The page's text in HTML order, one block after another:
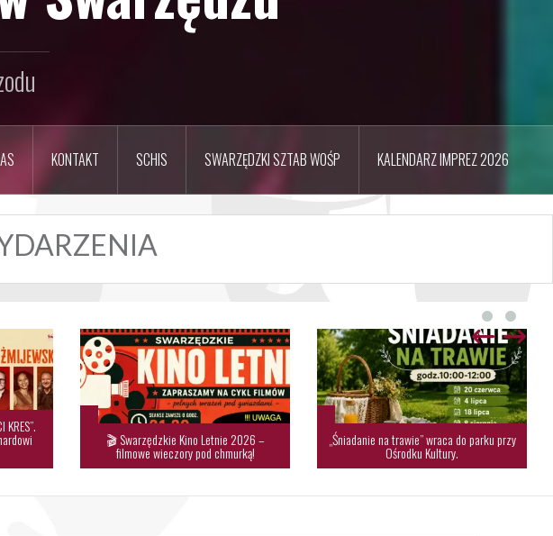
KONTAKT SCHIS SWARZĘDZKI SZTAB WOŚP KALENDARZ IMPREZ 2026
KRES”.
🎬 Swarzędzkie Kino Letnie 2026 –
filmowe wieczory pod chmurką!
„Śniadanie na trawie” wraca do parku przy
Ośrodku Kultury.